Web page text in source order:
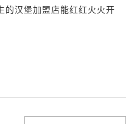
的汉堡加盟店能红红火火开